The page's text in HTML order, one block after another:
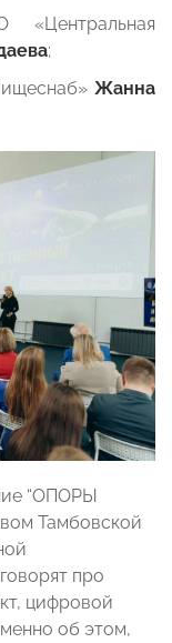
«Центральная
;
Жанна
“ОПОРЫ
Тамбовской
про
цифровой
об этом,